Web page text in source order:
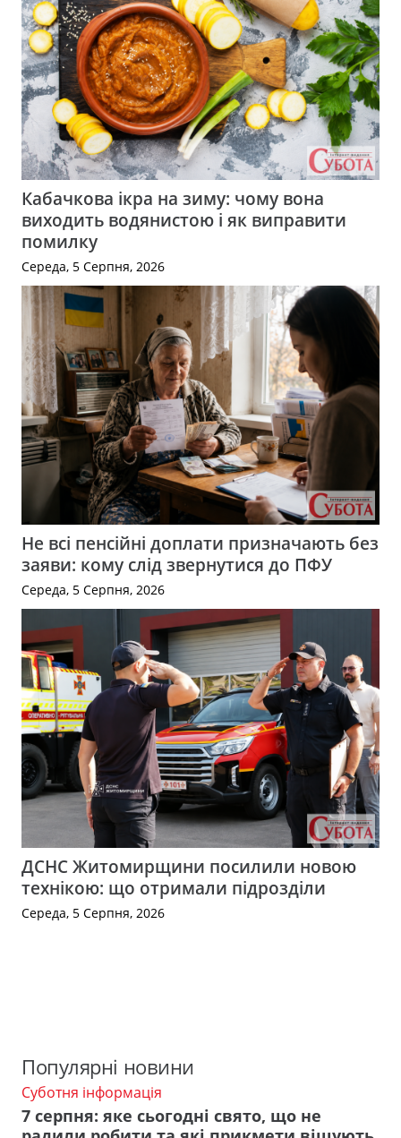
Кабачкова ікра на зиму: чому вона
виходить водянистою і як виправити
помилку
Середа, 5 Серпня, 2026
Не всі пенсійні доплати призначають без
заяви: кому слід звернутися до ПФУ
Середа, 5 Серпня, 2026
ДСНС Житомирщини посилили новою
технікою: що отримали підрозділи
Середа, 5 Серпня, 2026
Популярні новини
Суботня інформація
7 серпня: яке сьогодні свято, що не